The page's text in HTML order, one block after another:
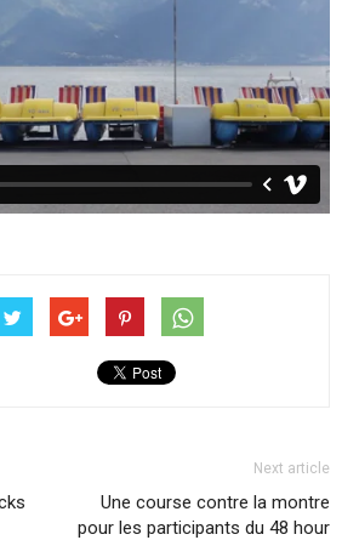
Next article
Une course contre la montre
pour les participants du 48 hour